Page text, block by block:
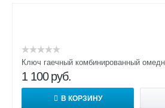
Ключ гаечный комбинированный
1 100 руб.
В КОРЗИНУ